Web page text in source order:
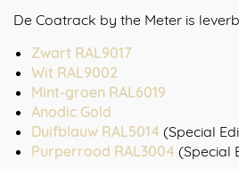
De Coatrack by the Meter is
Zwart RAL9017
Wit RAL9002
Mint-groen RAL6019
Anodic Gold
Duifblauw RAL5014 (Special
Purperrood RAL3004 (Special